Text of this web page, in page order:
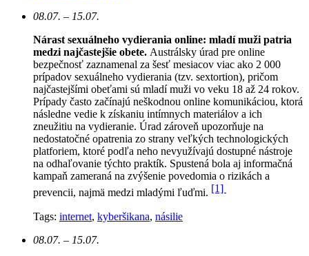
08.07. – 15.07.
Nárast sexuálneho vydierania online: mladí muži patria
medzi najčastejšie obete. Austrálsky úrad pre online
bezpečnosť zaznamenal za šesť mesiacov viac ako 2 000
prípadov sexuálneho vydierania (tzv. sextortion), pričom
najčastejšími obeťami sú mladí muži vo veku 18 až 24 rokov.
Prípady často začínajú neškodnou online komunikáciou, ktorá
následne vedie k získaniu intímnych materiálov a ich
zneužitiu na vydieranie. Úrad zároveň upozorňuje na
nedostatočné opatrenia zo strany veľkých technologických
platforiem, ktoré podľa neho nevyužívajú dostupné nástroje
na odhaľovanie týchto praktík. Spustená bola aj informačná
kampaň zameraná na zvýšenie povedomia o rizikách a
prevencii, najmä medzi mladými ľuďmi. [1]
Tags: internet, kyberšikana, násilie
08.07. – 15.07.